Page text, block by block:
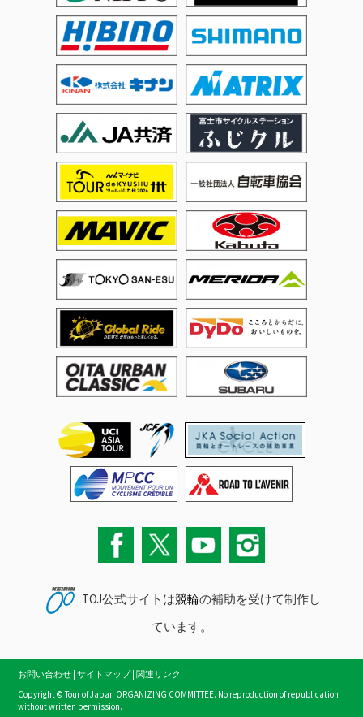
TOJ公式サイトは競輪の補助を受けて制作し
ています。
お問い合わせ | サイトマップ| 関連リンク
Copyright © Tour of Japan ORGANIZING COMMITTEE. No reproduction of republication
without written permission.